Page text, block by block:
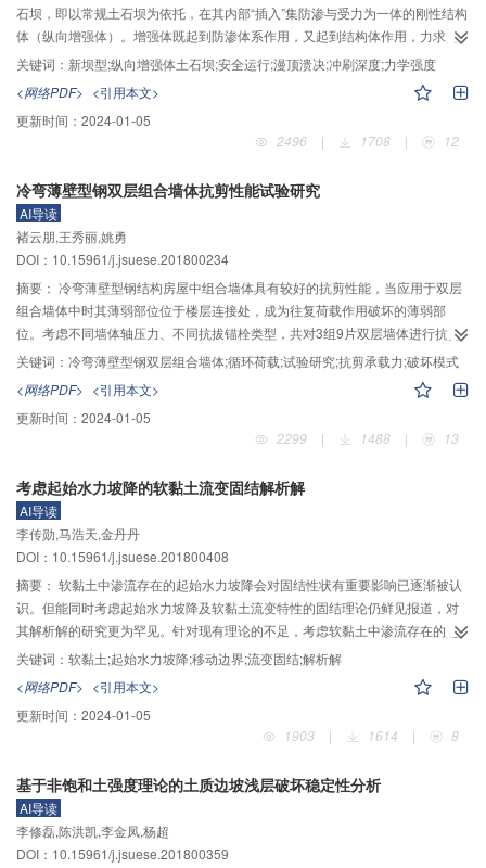
分布结果与正态分布的形式有一定的偏差；基于耐震时程加速度曲线下的概率
密度演化过程具有较高的计算效率及精度，与正态分布假定相比具有明显的偏
峰，更趋近于真实的概率分布；选取塑性耗散能、损伤耗散能作为损伤评价指
石坝，即以常规土石坝为依托，在其内部“插入”集防渗与受力为一体的刚性结构
体（纵向增强体）。增强体既起到防渗体系作用，又起到结构体作用，力求克
服传统土石坝（如均质坝、土质心斜墙坝等）在漫顶、渗漏、裂缝等原发性病
险，以及滑坡、变形、白蚁等次生性灾害，特别针对传统土石坝存在的洪水漫
顶溃坝、损毁、失效等灾难提出了尽可能的解决方案。从理论上简要分析了纵
向增强体土石坝相对于常规土石坝抵御洪水漫顶破坏的安全程度，初步阐述这
一新坝型安全运行的机理，分析洪水漫顶造成下游堆石料被冲刷流失，形成坝
强体上游侧受力而下游侧临空的受力状态，从而影响到整个坝体是否溃决。计
算表明，增强体作为刚性结构体延缓了坝体的溃决，并为工程抢险和下游群众
转移争取到足够的时间。纵向增强体土石坝在工程建设投资与工期、施工工艺
与材料选取方面均有一定优势，对今后建坝或对已建成土石坝的除险加固有着
十分重要的意义和广阔的应用前景。
关键词： 新坝型;纵向增强体土石坝;安全运行;漫顶溃决;冲刷深度;力学强度
<网络PDF> <引用本文>
更新时间： 2024-01-05
2496
| 1708 | 12
冷弯薄壁型钢双层组合墙体抗剪性能试验研究
AI导读
褚云朋,王秀丽,姚勇
DOI：10.15961/j.jsuese.201800234
摘要： 冷弯薄壁型钢结构房屋中组合墙体具有较好的抗剪性能，当应用于双层
组合墙体中时其薄弱部位位于楼层连接处，成为往复荷载作用破坏的薄弱部
位。考虑不同墙体轴压力、不同抗拔锚栓类型，共对3组9片双层墙体进行抗剪
性能试验。研究结果表明：墙体的耗能能力及延性均比单片墙体差，多发生沿
楼层连接处的面外失稳或楼层梁的压屈破坏；楼层连接处构造成为此类结构承
载的关键，层内拉条对提高双层墙体抗剪承能力作用不明显。楼层连接处发生
平面外位移，刚度及承载力会突然陡降，且随轴压力增大试件发生平面外随机
性失稳增大，仅通过采用撑杆增加楼层竖向抗压能力，对提高墙体平面外稳定
楼层连接处采用此类锚栓，能有效提高墙体抗剪能力。
关键词： 冷弯薄壁型钢双层组合墙体;循环荷载;试验研究;抗剪承载力;破坏模式
<网络PDF> <引用本文>
更新时间： 2024-01-05
2299
| 1488 | 13
考虑起始水力坡降的软黏土流变固结解析解
AI导读
李传勋,马浩天,金丹丹
DOI：10.15961/j.jsuese.201800408
摘要： 软黏土中渗流存在的起始水力坡降会对固结性状有重要影响已逐渐被认
识。但能同时考虑起始水力坡降及软黏土流变特性的固结理论仍鲜见报道，对
其解析解的研究更为罕见。针对现有理论的不足，考虑软黏土中渗流存在的起
始水力坡降及黏性土的流变特性，基于太沙基1维固结理论建立其控制方程，应
用拉普拉斯变换获得其解析解。目前存在的考虑起始水力坡降的线性固结解析
解和达西定律下考虑流变模型的固结解析解均是本文解的特例，且本文所得解
析解与相应差分解的计算结果十分相近。基于该解析解着重分析了起始水力坡
降和不同流变模型对固结性状的影响。结果表明：考虑软黏土流变特性后，起
影响并未发生明显改变；R值越大，移动边界到达土层底面所需时间越长，相同
时刻土中残留的超静孔压值越大，土层平均固结度越小。考虑流变特性后，移
动边界到达土层底面的条件发生改变。如果流变模型参数取值相同，不同流变
模型下软黏土固结初期超静孔压消散曲线基本重合，移动边界随时间的下移曲
关键词： 软黏土;起始水力坡降;移动边界;流变固结;解析解
<网络PDF> <引用本文>
更新时间： 2024-01-05
1903
| 1614 | 8
基于非饱和土强度理论的土质边坡浅层破坏稳定性分析
AI导读
李修磊,陈洪凯,李金凤,杨超
DOI：10.15961/j.jsuese.201800359